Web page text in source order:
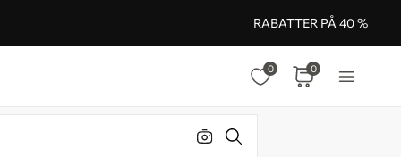
RABATTER PÅ 40 %
0 0